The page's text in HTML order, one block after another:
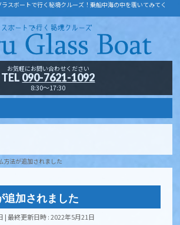
スボートで行く秘境クルーズ！乗船中海の中を覗いてみてく
お気軽にお問い合わせください
TEL 090-7621-1092
8:30～17:30
方法が追加されました
追加されました
最終更新日時 : 2022年5月21日